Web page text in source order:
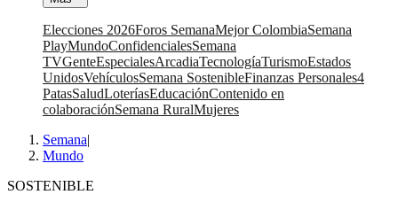
Elecciones 2026Foros SemanaMejor ColombiaSemana
PlayMundoConfidencialesSemana
TVGenteEspecialesArcadiaTecnologíaTurismoEstados
UnidosVehículosSemana SostenibleFinanzas Personales4
PatasSaludLoteríasEducaciónContenido en
colaboraciónSemana RuralMujeres
Semana|
Mundo
SOSTENIBLE